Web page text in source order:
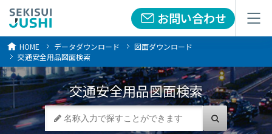
お問い合わせ
メニュー お問い合わせ
メニュー
HOME データダウンロード
図面ダウンロード
交通安全用品図面検索
交通安全用品図面検索